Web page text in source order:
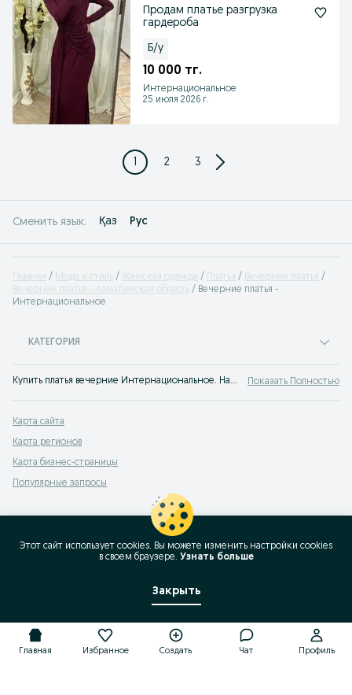
Продам платье разгрузка
гардероба
Б/у
10 000 тг.
Интернациональное
25 июля 2026 г.
1 2 3
Сменить язык: Қаз Рус
Главная Мода и стиль Женская одежда Платья
Вечерние платья
Вечерние платья - Алматинская область
Вечерние платья -
Интернациональное
КАТЕГОРИЯ
Купить платья вечерние Интернациональное. Нарядные праздничные платья недорого. Стильные вечерние платья модных фасонов на любой тип фигуры. Купить платье на вечер по доступной цене легко на OLX.kz! Показать Полностью
Карта сайта
Карта регионов
Карта бизнес-страницы
Популярные запросы
Главная Избранное Создать Чат Профиль
Этот сайт использует cookies. Вы можете изменить настройки cookies
в своeм браузере. Узнать больше
Закрыть